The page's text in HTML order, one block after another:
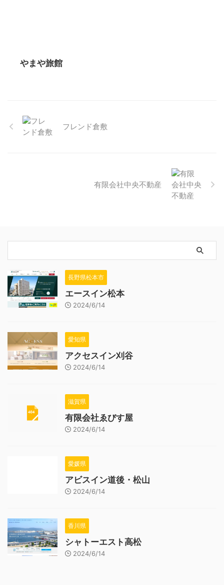
やまや旅館
フレンド倉敷
有限会社中央不動産
長野県松本市
エースイン松本
2024/6/14
愛知県
アクセスイン刈谷
2024/6/14
滋賀県
有限会社ゑびす屋
2024/6/14
愛媛県
アビスイン道後・松山
2024/6/14
香川県
シャトーエスト高松
2024/6/14